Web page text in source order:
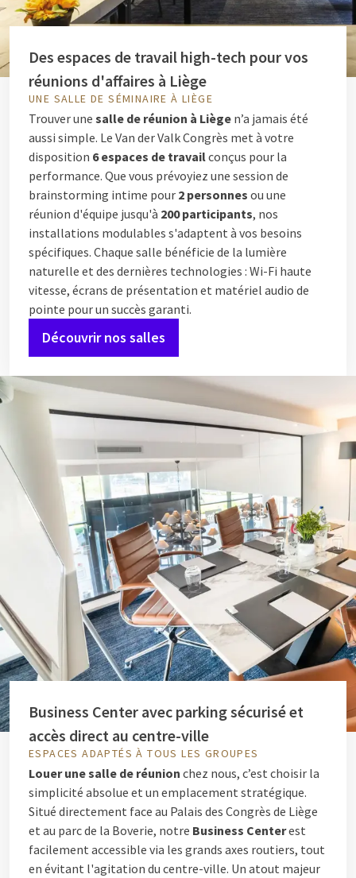
Des espaces de travail high-tech pour vos
réunions d'affaires à Liège
UNE SALLE DE SÉMINAIRE À LIÈGE
Trouver une salle de réunion à Liège n’a jamais été
aussi simple. Le Van der Valk Congrès met à votre
disposition 6 espaces de travailconçus pour la
performance. Que vous prévoyiez une session de
brainstorming intime pour 2 personnes ou une
réunion d'équipe jusqu'à 200 participants, nos
installations modulables s'adaptent à vos besoins
spécifiques. Chaque salle bénéficie de la lumière
naturelle et des dernières technologies : Wi-Fi haute
vitesse, écrans de présentation et matériel audio de
pointe pour un succès garanti.
Découvrir nos salles
Business Center avec parking sécurisé et
accès direct au centre-ville
ESPACES ADAPTÉS À TOUS LES GROUPES
Louer une salle de réunion chez nous, c’est choisir la
simplicité absolue et un emplacement stratégique.
Situé directement face au Palais des Congrès de Liège
et au parc de la Boverie, notre Business Centerest
facilement accessible via les grands axes routiers, tout
en évitant l'agitation du centre-ville. Un atout majeur